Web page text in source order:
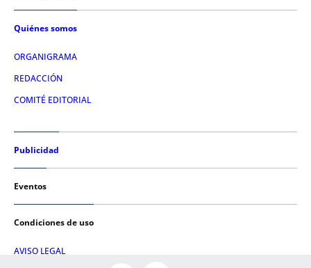
Quiénes somos
ORGANIGRAMA
REDACCIÓN
COMITÉ EDITORIAL
Publicidad
Eventos
Condiciones de uso
AVISO LEGAL